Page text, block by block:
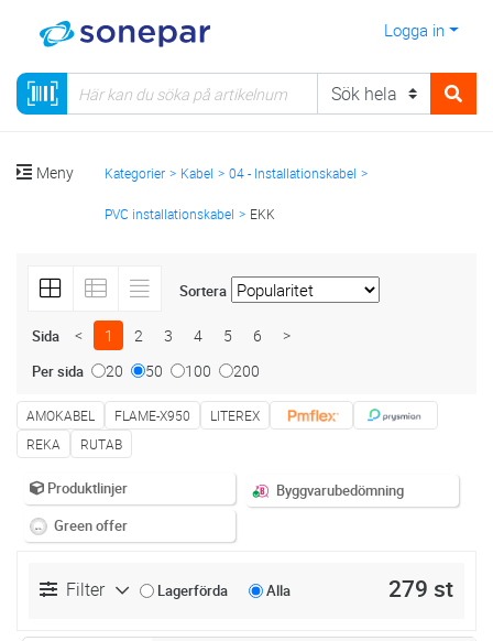
Logga in
Meny Kategorier Kabel 04 - Installationskabel
PVC installationskabel EKK
Sortera
Sida < 1 2 3 4 5 6 >
Per sida 20 50 100 200
AMOKABEL FLAME-X950
LITEREX
REKA
RUTAB
Produktlinjer
Byggvarubedömning
Green offer
Filter Lagerförda Alla 279 st